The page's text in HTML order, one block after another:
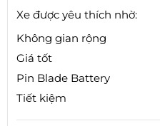
Xe được yêu thích nhờ:
Không gian rộng
Giá tốt
Pin Blade Battery
Tiết kiệm